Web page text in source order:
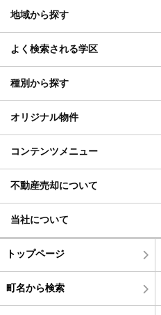
地域から探す
よく検索される学区
種別から探す
オリジナル物件
コンテンツメニュー
不動産売却について
当社について
トップページ
町名から検索